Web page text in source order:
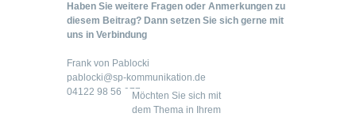
Haben Sie weitere Fragen oder Anmerkungen zu
diesem Beitrag? Dann setzen Sie sich gerne mit
uns in Verbindung
Frank von Pablocki
pablocki@sp-kommunikation.de
04122 98 56 977Möchten Sie sich mit
dem Thema in Ihrem